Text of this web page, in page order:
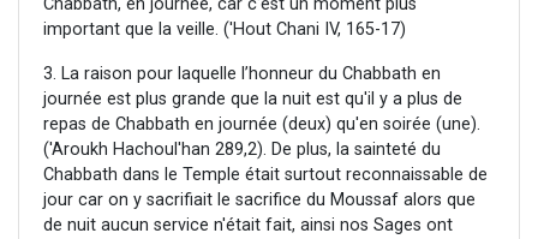
Chabbath, en journée, car c'est un moment plus
important que la veille. ('Hout Chani IV, 165-17)
3. La raison pour laquelle l’honneur du Chabbath en
journée est plus grande que la nuit est qu'il y a plus de
repas de Chabbath en journée (deux) qu'en soirée (une).
('Aroukh Hachoul'han 289,2). De plus, la sainteté du
Chabbath dans le Temple était surtout reconnaissable de
jour car on y sacrifiait le sacrifice du Moussaf alors que
de nuit aucun service n'était fait, ainsi nos Sages ont